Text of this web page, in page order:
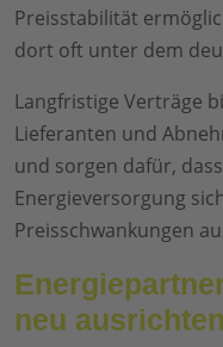
Preisstabilität
dort oft unter dem
Langfristige Verträge
Lieferanten und
und sorgen dafür,
Energieversorgung
Preisschwankungen
neu ausrichten